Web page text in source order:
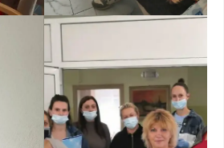
СО ЈАВНОСТ
СОРАБОТКА
ДОГОВОРИ
НА СЛУЖБАТА ЗА БАРАЊЕ